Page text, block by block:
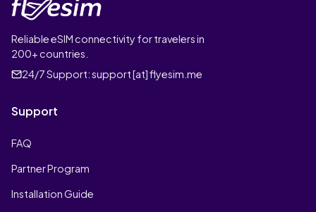
Reliable eSIM connectivity for travelers in
200+ countries.
24/7 Support:support [at] flyesim.me
Support
FAQ
Partner Program
Installation Guide